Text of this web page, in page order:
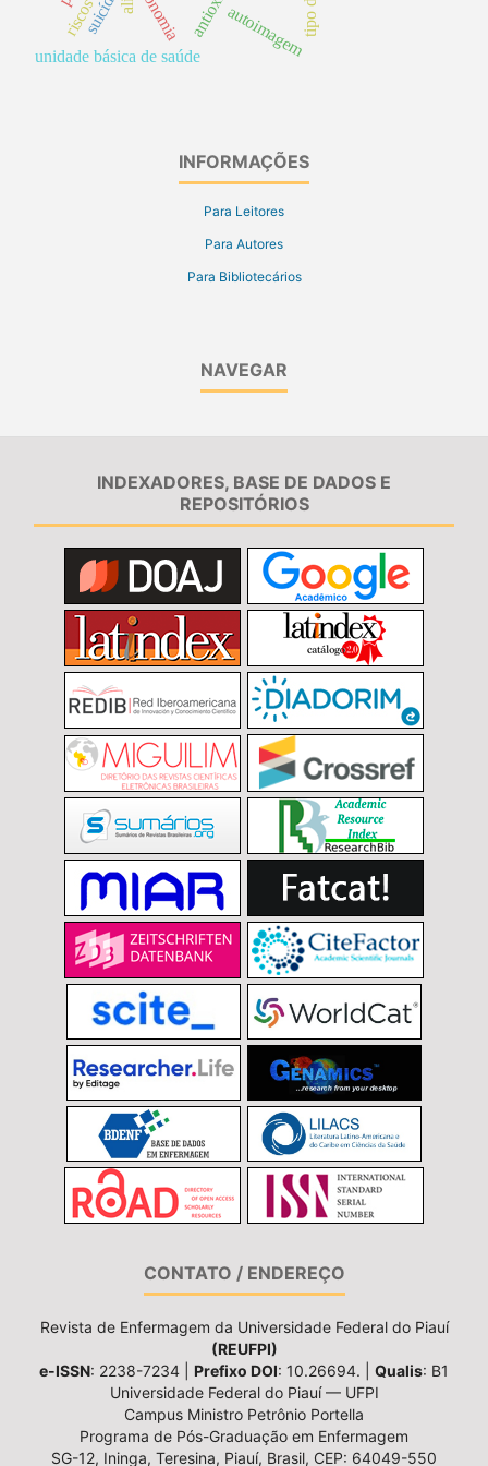
unidade básica de saúde autoimagem
INFORMAÇÕES
Para Leitores
Para Autores
Para Bibliotecários
NAVEGAR
INDEXADORES, BASE DE DADOS E
REPOSITÓRIOS
CONTATO / ENDEREÇO
Revista de Enfermagem da Universidade Federal do Piauí
(REUFPI)
e-ISSN: 2238-7234 | Prefixo DOI: 10.26694. | Qualis: B1
Universidade Federal do Piauí — UFPI
Campus Ministro Petrônio Portella
Programa de Pós-Graduação em Enfermagem
SG-12, Ininga, Teresina, Piauí, Brasil, CEP: 64049-550